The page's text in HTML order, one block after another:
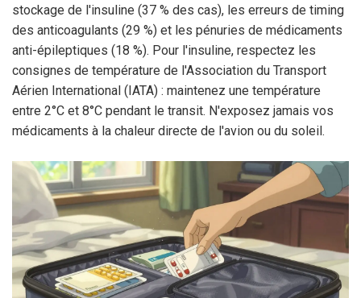
stockage de l'insuline (37 % des cas), les erreurs de timing
des anticoagulants (29 %) et les pénuries de médicaments
anti-épileptiques (18 %). Pour l'insuline, respectez les
consignes de température de l'Association du Transport
Aérien International (IATA) : maintenez une température
entre 2°C et 8°C pendant le transit. N'exposez jamais vos
médicaments à la chaleur directe de l'avion ou du soleil.